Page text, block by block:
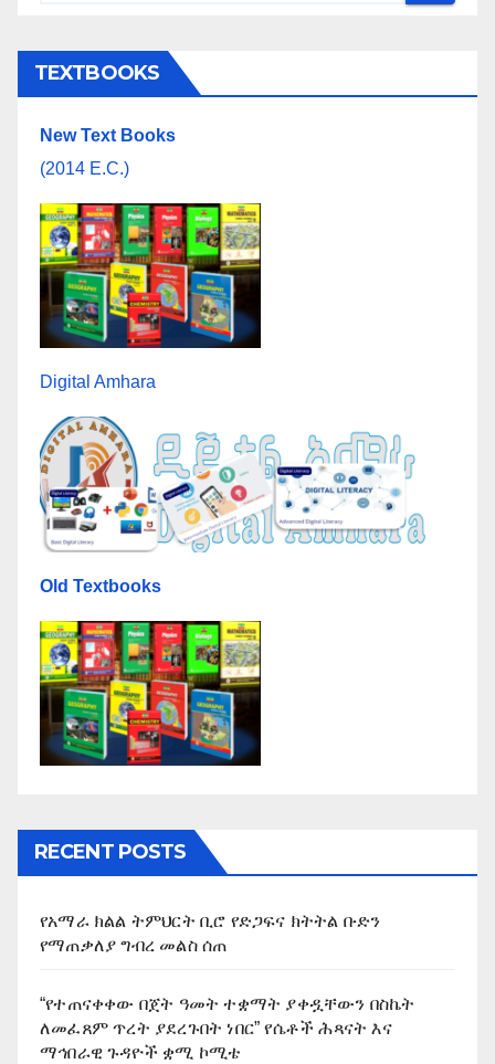
TEXTBOOKS
New Text Books
(2014 E.C.)
Digital Amhara
Old Textbooks
RECENT POSTS
የአማራ ክልል ትምህርት ቢሮ የድጋፍና ክትትል ቡድን
የማጠቃለያ ግብረ መልስ ሰጠ
“የተጠናቀቀው በጀት ዓመት ተቋማት ያቀዷቸውን በስኬት
ለመፈጸም ጥረት ያደረጉበት ነበር” የሴቶች ሕጻናት እና
ማኅበራዊ ጉዳዮች ቋሚ ኮሚቴ